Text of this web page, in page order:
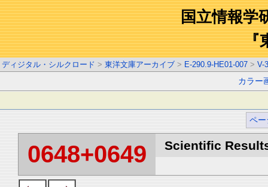
国立情報学
『
ディジタル・シルクロード > 東洋文庫アーカイブ > E-290.9-HE01-007 > V-3
カラー
ペー
0648+0649 Scientific